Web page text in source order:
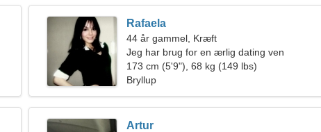
Rafaela
44 år gammel, Kræft
Jeg har brug for en ærlig dating ven
173 cm (5'9"), 68 kg (149 lbs)
Bryllup
Artur